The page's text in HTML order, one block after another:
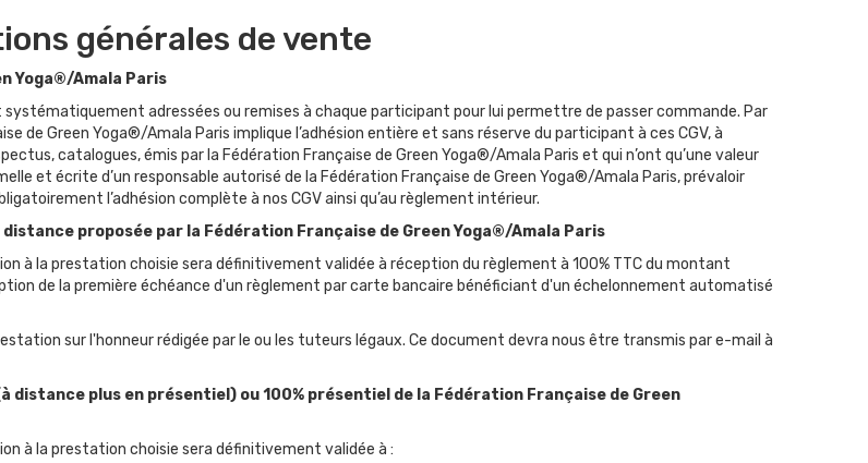
générales de vente
Yoga®/Amala Paris
adressées ou remises à chaque participant pour lui permettre de passer commande. Par
de Green Yoga®/Amala Paris implique l’adhésion entière et sans réserve du participant à ces CGV, à
catalogues, émis par la Fédération Française de Green Yoga®/Amala Paris et qui n’ont qu’une valeur
et écrite d’un responsable autorisé de la Fédération Française de Green Yoga®/Amala Paris, prévaloir
l’adhésion complète à nos CGV ainsi qu’au règlement intérieur.
proposée par la Fédération Française de Green Yoga®/Amala Paris
à la prestation choisie sera définitivement validée à réception du règlement à 100% TTC du montant
de la première échéance d'un règlement par carte bancaire bénéficiant d'un échelonnement automatisé
sur l'honneur rédigée par le ou les tuteurs légaux. Ce document devra nous être transmis par e-mail à
plus en présentiel) ou 100% présentiel de la Fédération Française de Green
à la prestation choisie sera définitivement validée à :